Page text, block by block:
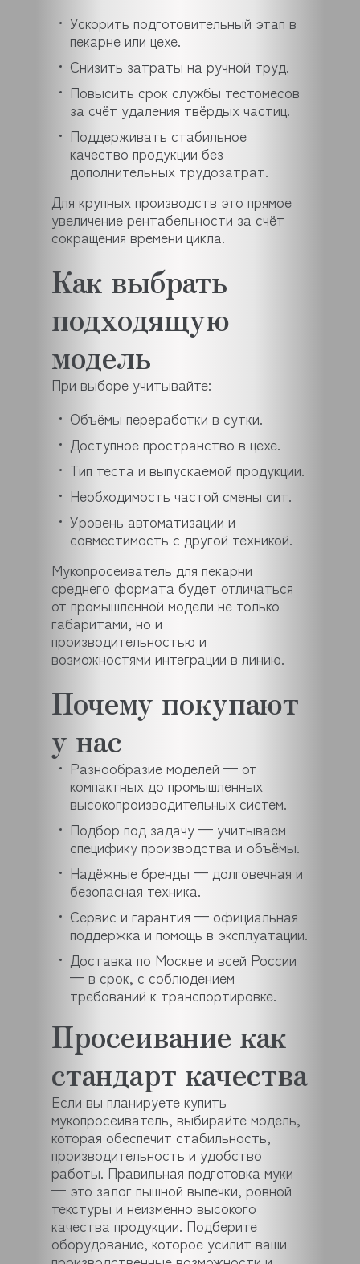
Ускорить подготовительный этап в
пекарне или цехе.
Снизить затраты на ручной труд.
Повысить срок службы тестомесов
за счёт удаления твёрдых частиц.
Поддерживать стабильное
качество продукции без
дополнительных трудозатрат.
Для крупных производств это прямое
увеличение рентабельности за счёт
сокращения времени цикла.
Как выбрать
подходящую
модель
При выборе учитывайте:
Объёмы переработки в сутки.
Доступное пространство в цехе.
Тип теста и выпускаемой продукции.
Необходимость частой смены сит.
Уровень автоматизации и
совместимость с другой техникой.
Мукопросеиватель для пекарни
среднего формата будет отличаться
от промышленной модели не только
габаритами, но и
производительностью и
возможностями интеграции в линию.
Почему покупают
у нас
Разнообразие моделей — от
компактных до промышленных
высокопроизводительных систем.
Подбор под задачу — учитываем
специфику производства и объёмы.
Надёжные бренды — долговечная и
безопасная техника.
Сервис и гарантия — официальная
поддержка и помощь в эксплуатации.
Доставка по Москве и всей России
— в срок, с соблюдением
требований к транспортировке.
Просеивание как
стандарт качества
Если вы планируете купить
мукопросеиватель, выбирайте модель,
которая обеспечит стабильность,
производительность и удобство
работы. Правильная подготовка муки
— это залог пышной выпечки, ровной
текстуры и неизменно высокого
качества продукции. Подберите
оборудование, которое усилит ваши